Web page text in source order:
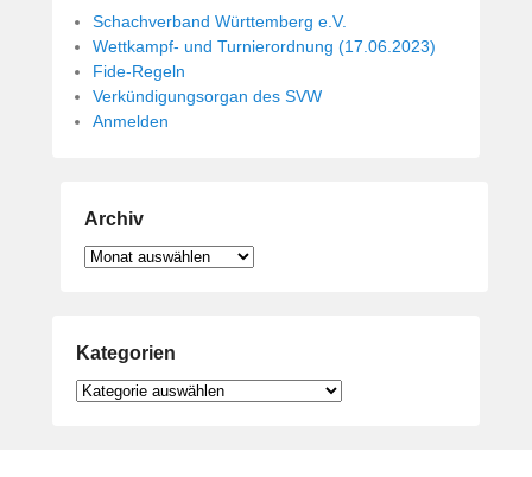
Schachverband Württemberg e.V.
Wettkampf- und Turnierordnung (17.06.2023)
Fide-Regeln
Verkündigungsorgan des SVW
Anmelden
Archiv
Archiv
Kategorien
Kategorien